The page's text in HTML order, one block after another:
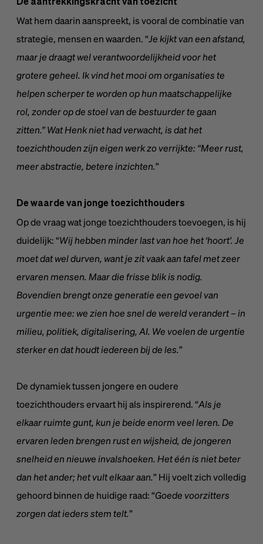
De aantrekkingskracht van toezicht
Wat hem daarin aanspreekt, is vooral de combinatie van
strategie, mensen en waarden. “Je kijkt van een afstand,
maar je draagt wel verantwoordelijkheid voor het
grotere geheel. Ik vind het mooi om organisaties te
helpen scherper te worden op hun maatschappelijke
rol, zonder op de stoel van de bestuurder te gaan
zitten.” Wat Henk niet had verwacht, is dat het
toezichthouden zijn eigen werk zo verrijkte: “Meer rust,
meer abstractie, betere inzichten.”
De waarde van jonge toezichthouders
Op de vraag wat jonge toezichthouders toevoegen, is hij
duidelijk: “Wij hebben minder last van hoe het ‘hoort’. Je
moet dat wel durven, want je zit vaak aan tafel met zeer
ervaren mensen. Maar die frisse blik is nodig.
Bovendien brengt onze generatie een gevoel van
urgentie mee: we zien hoe snel de wereld verandert – in
milieu, politiek, digitalisering, AI. We voelen de urgentie
sterker en dat houdt iedereen bij de les.”
De dynamiek tussen jongere en oudere
toezichthouders ervaart hij als inspirerend. “Als je
elkaar ruimte gunt, kun je beide enorm veel leren. De
ervaren leden brengen rust en wijsheid, de jongeren
snelheid en nieuwe invalshoeken. Het één is niet beter
dan het ander; het vult elkaar aan.” Hij voelt zich volledig
gehoord binnen de huidige raad: “Goede voorzitters
zorgen dat ieders stem telt.”